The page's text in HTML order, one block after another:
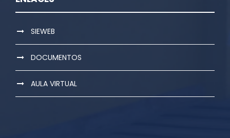
SIEWEB
DOCUMENTOS
AULA VIRTUAL